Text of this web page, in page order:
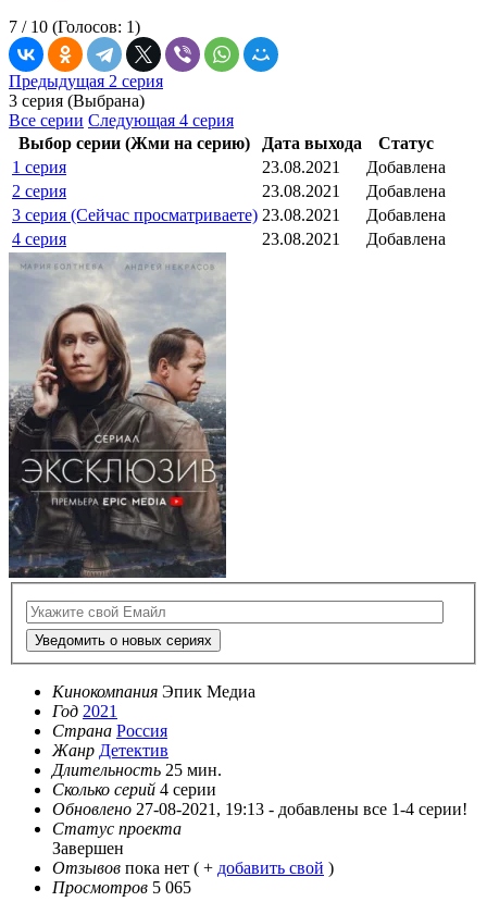
7 / 10 (Голосов: 1)
Предыдущая 2 серия
3 серия (Выбрана)
Все серии Следующая 4 серия
Выбор серии (Жми на серию)
Дата выхода
Статус
1 серия
23.08.2021
Добавлена
2 серия
23.08.2021
Добавлена
3 серия (Сейчас просматриваете) 23.08.2021
Добавлена
4 серия
23.08.2021 Добавлена
Уведомить о новых сериях
Кинокомпания Эпик Медиа
Год 2021
Страна Россия
Жанр Детектив
Длительность 25 мин.
Сколько серий 4 серии
Обновлено 27-08-2021, 19:13 - добавлены все 1-4 серии!
Статус проекта
Завершен
Отзывов пока нет ( + добавить свой )
Просмотров 5 065